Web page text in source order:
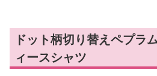
ドット柄切り替えペプラ
ィースシャツ